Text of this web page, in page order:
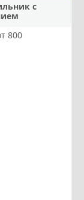
с
800